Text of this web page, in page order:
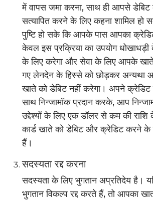
में वापस जमा करना, साथ ही आपसे डेबिट
सत्यापित करने के लिए कहना शामिल हो
पुष्टि हो सके कि आपके पास आपका
केवल इस प्रक्रिया का उपयोग
के लिए करेगा और सेवा के लिए आपके
गए लेनदेन के हिस्से को छोड़कर अन्यथा
खाते को डेबिट नहीं करेगा। अपने क्रेडिट
साथ निन्जामॉक प्रदान करके, आप
उद्देश्यों के लिए एक डॉलर से कम की
कार्ड खाते को डेबिट और क्रेडिट करने
हैं।
सदस्यता रद्द करना
सदस्यता के लिए भुगतान अप्रतिदेय है।
भुगतान विकल्प रद्द करते हैं, तो आपका